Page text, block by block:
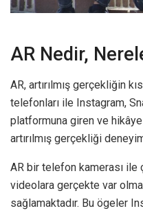
AR Nedir,
AR, artırılmış gerçekliğin
telefonları ile Instagram,
platformuna giren ve
artırılmış gerçekliği
AR bir telefon kamerası
videolara gerçekte var
sağlamaktadır. Bu ögeler